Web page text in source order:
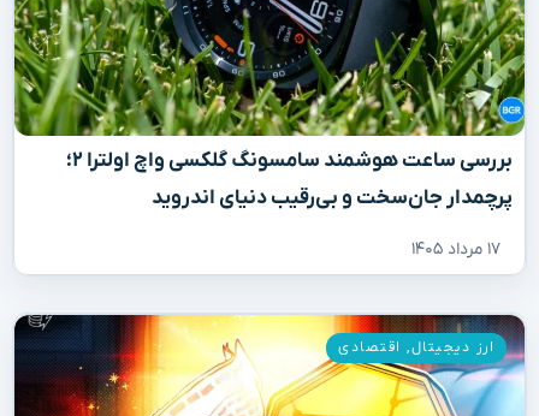
بررسی ساعت هوشمند سامسونگ گلکسی واچ اولترا ۲؛
پرچمدار جان‌سخت و بی‌رقیب دنیای اندروید
۱۷ مرداد ۱۴۰۵
ارز دیجیتال, اقتصادی